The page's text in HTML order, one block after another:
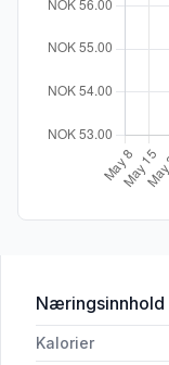
Næringsinnhold
Kalorier